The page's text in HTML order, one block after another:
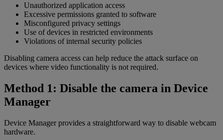
Unauthorized application access
Excessive permissions granted to software
Misconfigured privacy settings
Use of devices in restricted environments
Violations of internal security policies
Disabling camera access can help reduce the attack surface on
devices where video functionality is not required.
Method 1: Disable the camera in Device
Manager
Device Manager provides a straightforward way to disable webcam
hardware.